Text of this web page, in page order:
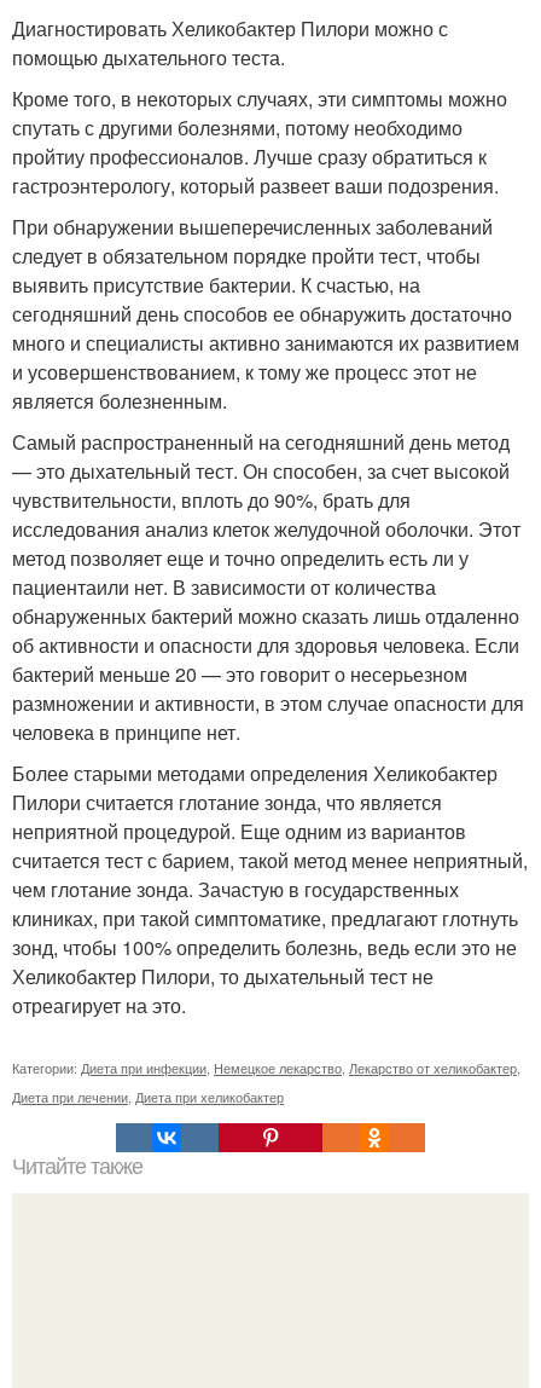
Диагностировать Хеликобактер Пилори можно с
помощью дыхательного теста.
Кроме того, в некоторых случаях, эти симптомы можно
спутать с другими болезнями, потому необходимо
пройтиу профессионалов. Лучше сразу обратиться к
гастроэнтерологу, который развеет ваши подозрения.
При обнаружении вышеперечисленных заболеваний
следует в обязательном порядке пройти тест, чтобы
выявить присутствие бактерии. К счастью, на
сегодняшний день способов ее обнаружить достаточно
много и специалисты активно занимаются их развитием
и усовершенствованием, к тому же процесс этот не
является болезненным.
Самый распространенный на сегодняшний день метод
— это дыхательный тест. Он способен, за счет высокой
чувствительности, вплоть до 90%, брать для
исследования анализ клеток желудочной оболочки. Этот
метод позволяет еще и точно определить есть ли у
пациентаили нет. В зависимости от количества
обнаруженных бактерий можно сказать лишь отдаленно
об активности и опасности для здоровья человека. Если
бактерий меньше 20 — это говорит о несерьезном
размножении и активности, в этом случае опасности для
человека в принципе нет.
Более старыми методами определения Хеликобактер
Пилори считается глотание зонда, что является
неприятной процедурой. Еще одним из вариантов
считается тест с барием, такой метод менее неприятный,
чем глотание зонда. Зачастую в государственных
клиниках, при такой симптоматике, предлагают глотнуть
зонд, чтобы 100% определить болезнь, ведь если это не
Хеликобактер Пилори, то дыхательный тест не
отреагирует на это.
Категории: Диета при инфекции Немецкое лекарство Лекарство от хеликобактер
Диета при лечении Диета при хеликобактер
Читайте также